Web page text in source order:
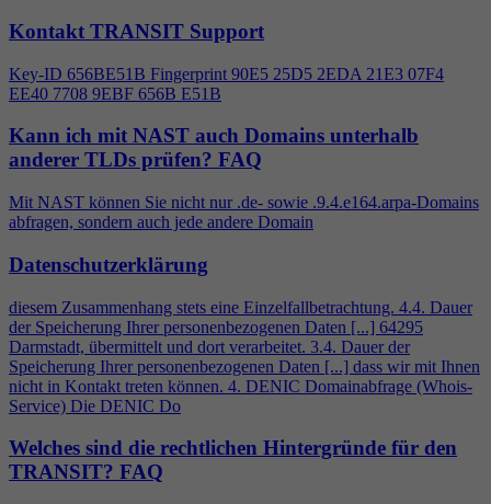
Kontakt TRANSIT Support
Key-ID 656BE51B Fingerprint 90E5 25D5 2EDA 21E3 07F4
EE40 7708 9EBF 656B E51B
Kann ich mit NAST auch Domains unterhalb
anderer TLDs prüfen? FAQ
Mit NAST können Sie nicht nur .de- sowie .9.4.e164.arpa-Domains
abfragen, sondern auch jede andere Domain
Datenschutzerklärung
diesem Zusammenhang stets eine Einzelfallbetrachtung. 4.4. Dauer
der Speicherung Ihrer personenbezogenen Daten [...] 64295
Darmstadt, übermittelt und dort verarbeitet. 3.4. Dauer der
Speicherung Ihrer personenbezogenen Daten [...] dass wir mit Ihnen
nicht in Kontakt treten können. 4. DENIC Domainabfrage (Whois-
Service) Die DENIC Do
Welches sind die rechtlichen Hintergründe für den
TRANSIT? FAQ